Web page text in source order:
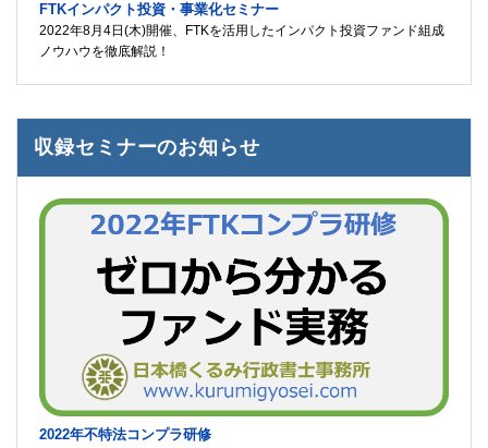
FTKインパクト投資・事業化セミナー
2022年8月4日(木)開催、FTKを活用したインパクト投資ファンド組成
ノウハウを徹底解説！
収録セミナーのお知らせ
2022年不特法コンプラ研修